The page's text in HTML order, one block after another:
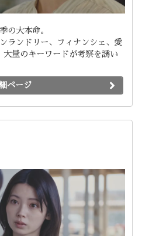
の大本命。
ランドリー、フィナンシェ、愛
大量のキーワードが考察を誘い
ページ